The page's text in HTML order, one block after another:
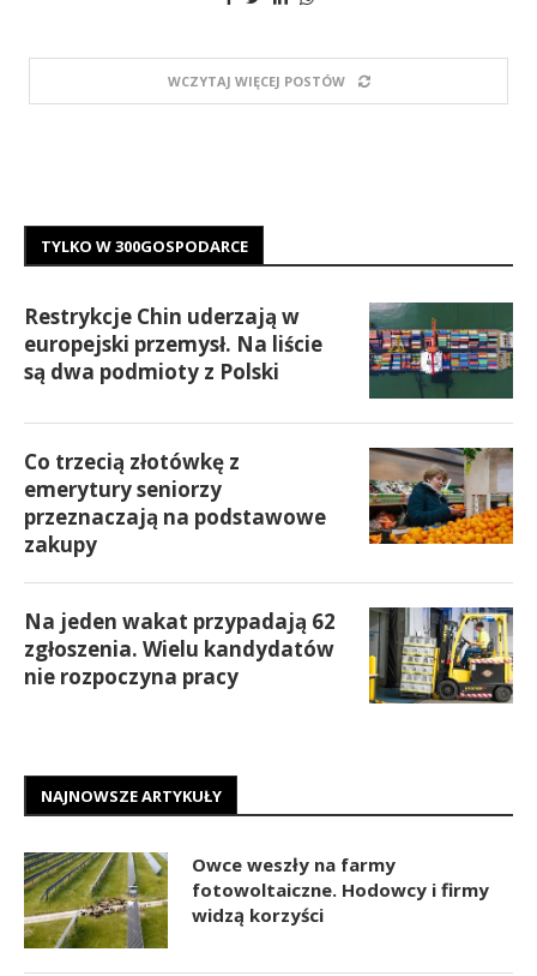
WCZYTAJ WIĘCEJ POSTÓW
TYLKO W 300GOSPODARCE
Restrykcje Chin uderzają w
europejski przemysł. Na liście
są dwa podmioty z Polski
Co trzecią złotówkę z
emerytury seniorzy
przeznaczają na podstawowe
zakupy
Na jeden wakat przypadają 62
zgłoszenia. Wielu kandydatów
nie rozpoczyna pracy
NAJNOWSZE ARTYKUŁY
Owce weszły na farmy
fotowoltaiczne. Hodowcy i firmy
widzą korzyści